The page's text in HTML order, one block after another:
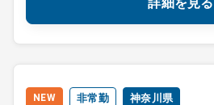
NEW 非常勤 神奈川県